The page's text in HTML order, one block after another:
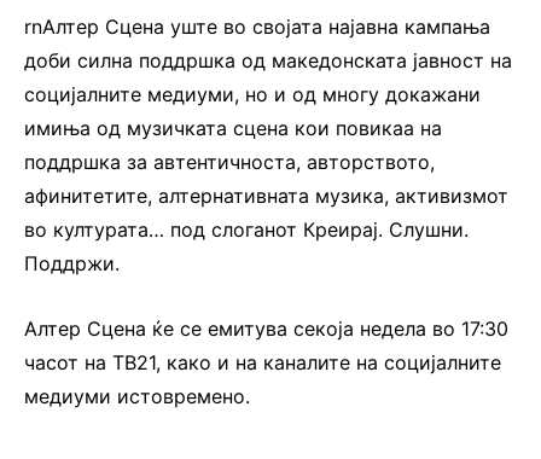
rnАлтер Сцена уште во својата најавна кампања
доби силна поддршка од македонската јавност на
социјалните медиуми, но и од многу докажани
имиња од музичката сцена кои повикаа на
поддршка за автентичноста, авторството,
афинитетите, алтернативната музика, активизмот
во културата… под слоганот Креирај. Слушни.
Поддржи.
Алтер Сцена ќе се емитува секоја недела во 17:30
часот на ТВ21, како и на каналите на социјалните
медиуми истовремено.